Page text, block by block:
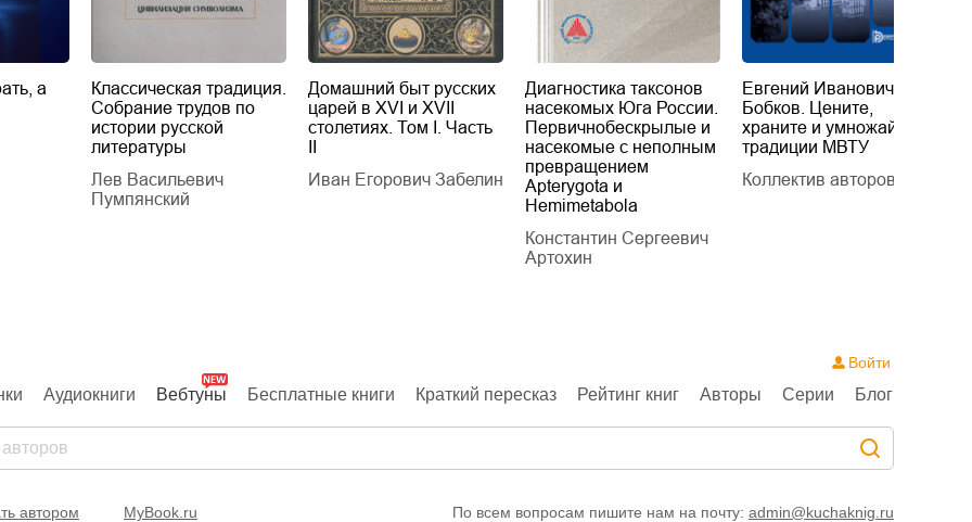
а
Классическая традиция.
Собрание трудов по
истории русской
литературы
Лев Васильевич
Пумпянский
Домашний быт русских
царей в XVI и XVII
столетиях. Том I. Часть
Иван Егорович Забелин
Диагностика таксонов
насекомых Юга России.
Первичнобескрылые и
насекомые с неполным
превращением
Apterygota и
Hemimetabola
Константин Сергеевич
Артохин
Евгений Иванович
Бобков. Цените,
храните и умножайте
традиции МВТУ
Коллектив авторов
Аудиокниги Вебтуны Бесплатные книги Краткий пересказ Рейтинг книг Авторы Серии Блог
Войти
автором MyBook.ru По всем вопросам пишите нам на почту: admin@kuchaknig.ru